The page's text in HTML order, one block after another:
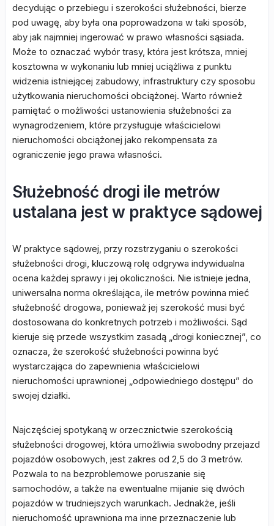
decydując o przebiegu i szerokości służebności, bierze
pod uwagę, aby była ona poprowadzona w taki sposób,
aby jak najmniej ingerować w prawo własności sąsiada.
Może to oznaczać wybór trasy, która jest krótsza, mniej
kosztowna w wykonaniu lub mniej uciążliwa z punktu
widzenia istniejącej zabudowy, infrastruktury czy sposobu
użytkowania nieruchomości obciążonej. Warto również
pamiętać o możliwości ustanowienia służebności za
wynagrodzeniem, które przysługuje właścicielowi
nieruchomości obciążonej jako rekompensata za
ograniczenie jego prawa własności.
Służebność drogi ile metrów
ustalana jest w praktyce sądowej
W praktyce sądowej, przy rozstrzyganiu o szerokości
służebności drogi, kluczową rolę odgrywa indywidualna
ocena każdej sprawy i jej okoliczności. Nie istnieje jedna,
uniwersalna norma określająca, ile metrów powinna mieć
służebność drogowa, ponieważ jej szerokość musi być
dostosowana do konkretnych potrzeb i możliwości. Sąd
kieruje się przede wszystkim zasadą „drogi koniecznej”, co
oznacza, że szerokość służebności powinna być
wystarczająca do zapewnienia właścicielowi
nieruchomości uprawnionej „odpowiedniego dostępu” do
swojej działki.
Najczęściej spotykaną w orzecznictwie szerokością
służebności drogowej, która umożliwia swobodny przejazd
pojazdów osobowych, jest zakres od 2,5 do 3 metrów.
Pozwala to na bezproblemowe poruszanie się
samochodów, a także na ewentualne mijanie się dwóch
pojazdów w trudniejszych warunkach. Jednakże, jeśli
nieruchomość uprawniona ma inne przeznaczenie lub